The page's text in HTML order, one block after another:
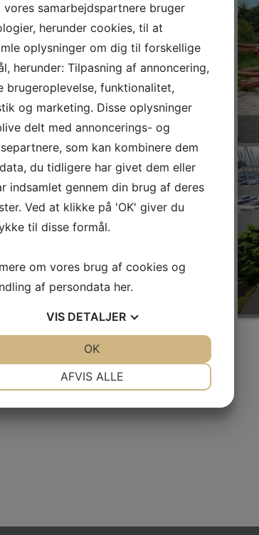
BOLIGFORENINGER
vores samarbejdspartnere bruger
herunder cookies, til at
oplysninger om dig til forskellige
herunder: Tilpasning af annoncering,
brugeroplevelse, funktionalitet,
og marketing. Disse oplysninger
delt med annoncerings- og
som kan kombinere dem
du tidligere har givet dem eller
indsamlet gennem din brug af deres
Ved at klikke på 'OK' giver du
til disse formål.
om vores brug af cookies og
af persondata her.
VIS DETALJER
AFVIS ALLE
OK